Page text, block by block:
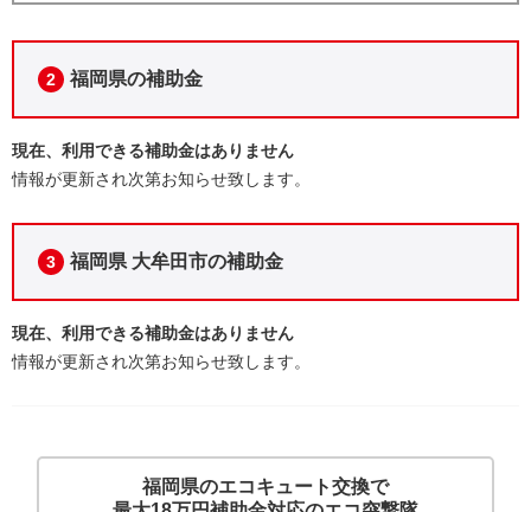
2 福岡県の補助金
現在、利用できる補助金はありません
情報が更新され次第お知らせ致します。
3 福岡県 大牟田市の補助金
現在、利用できる補助金はありません
情報が更新され次第お知らせ致します。
福岡県のエコキュート交換で